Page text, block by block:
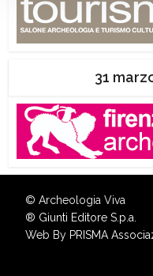
31
© Archeologia Viva
® Giunti Editore S.p.a.
Web By PRISMA